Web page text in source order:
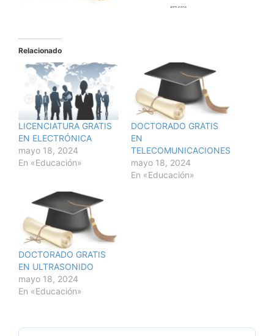
Relacionado
LICENCIATURA GRATIS
EN ELECTRÓNICA
mayo 18, 2024
En «Educación»
DOCTORADO GRATIS
EN
TELECOMUNICACIONES
mayo 18, 2024
En «Educación»
DOCTORADO GRATIS
EN ULTRASONIDO
mayo 18, 2024
En «Educación»